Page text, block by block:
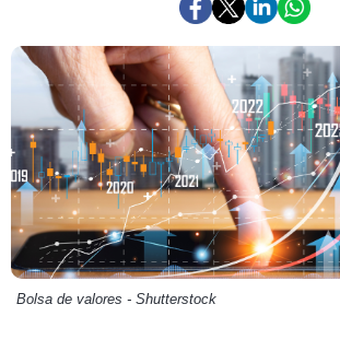
Bolsa de valores - Shutterstock